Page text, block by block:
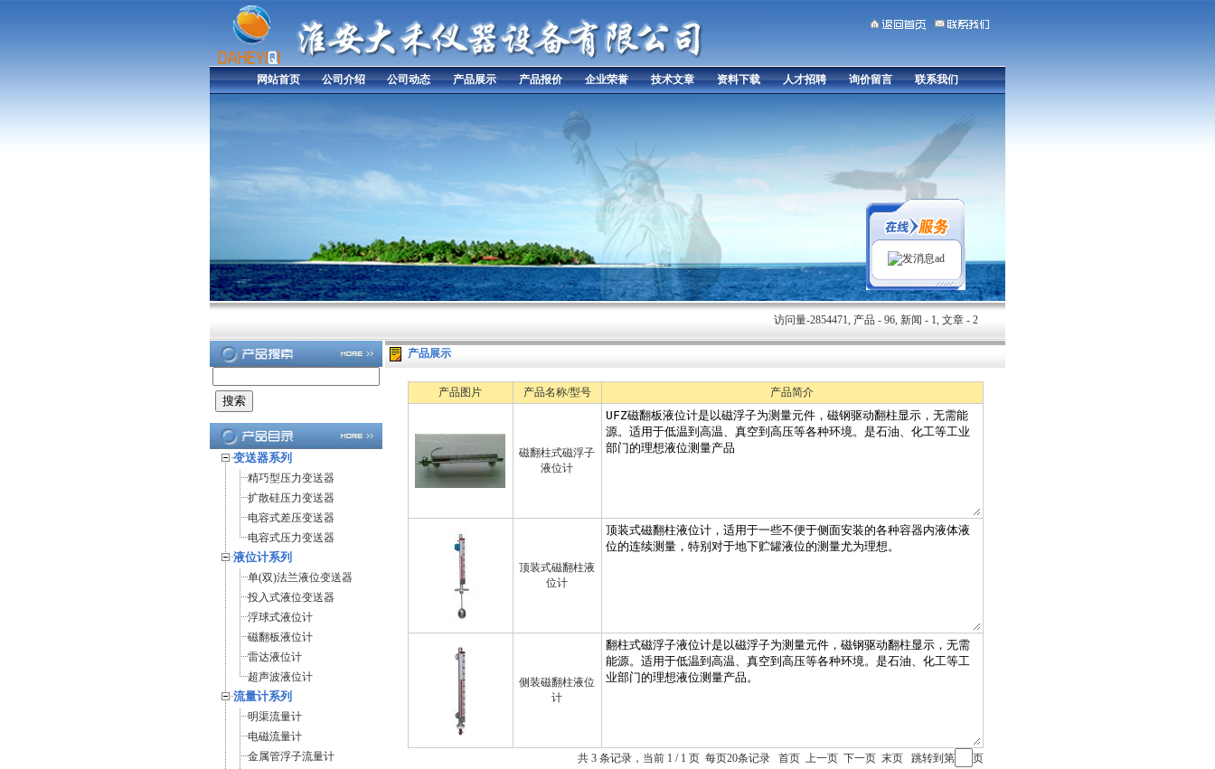
ad
网站首页 公司介绍 公司动态 产品展示 产品报价 企业荣誉 技术文章 资料下载 人才招聘 询价留言 联系我们
访问量-2854471, 产品 - 96, 新闻 - 1, 文章 - 2
变送器系列
精巧型压力变送器
扩散硅压力变送器
电容式差压变送器
电容式压力变送器
液位计系列
单(双)法兰液位变送器
投入式液位变送器
浮球式液位计
磁翻板液位计
雷达液位计
超声波液位计
流量计系列
明渠流量计
电磁流量计
金属管浮子流量计
产品展示
产品图片 产品名称/型号 产品简介
磁翻柱式磁浮子
液位计
顶装式磁翻柱液
位计
侧装磁翻柱液位
计
共 3 条记录，当前 1 / 1 页 每页20条记录 首页 上一页 下一页 末页 跳转到第 页